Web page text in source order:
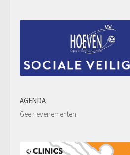
AGENDA
Geen evenementen